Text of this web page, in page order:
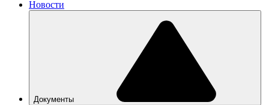
Новости
Документы